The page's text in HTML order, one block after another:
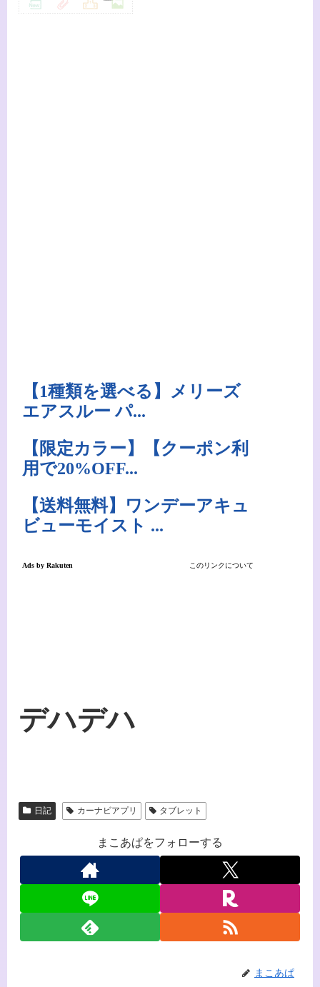
デハデハ
日記 カーナビアプリ タブレット
まこあぱをフォローする
まこあぱ